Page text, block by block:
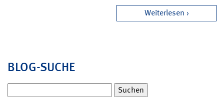
Weiterlesen
BLOG-SUCHE
nach: